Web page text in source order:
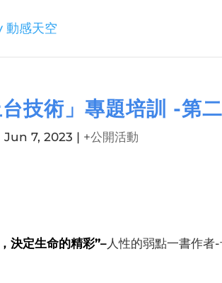
台技術」專題培訓 -第
Jun 7, 2023 | +公開活動
決定生命的精彩”–人性的弱點一書作者-